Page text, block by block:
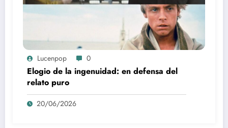
Lucenpop 0
Elogio de la ingenuidad: en defensa del
relato puro
20/06/2026